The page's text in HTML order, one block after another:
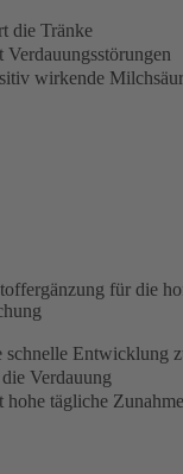
die Tränke
Verdauungsstörungen
wirkende
für die
schnelle Entwicklung
Verdauung
hohe tägliche